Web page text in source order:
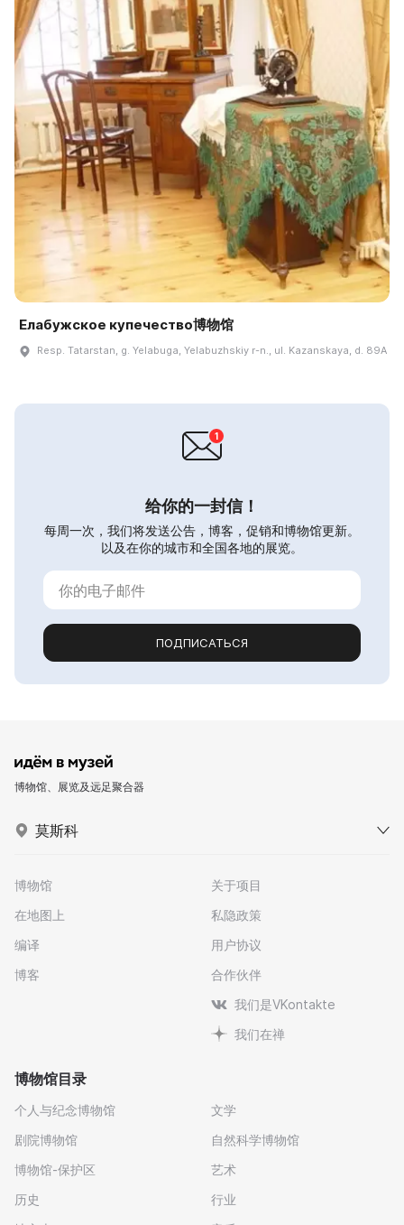
Елабужское купечество博物馆
Resp. Tatarstan, g. Yelabuga, Yelabuzhskiy r-n., ul. Kazanskaya, d. 89A
给你的一封信！
每周一次，我们将发送公告，博客，促销和博物馆更新。
以及在你的城市和全国各地的展览。
ПОДПИСАТЬСЯ
博物馆、展览及远足聚合器
莫斯科
博物馆
在地图上
编译
博客
关于项目
私隐政策
用户协议
合作伙伴
我们是VKontakte
我们在禅
博物馆目录
个人与纪念博物馆
剧院博物馆
博物馆-保护区
历史
文学
自然科学博物馆
艺术
行业